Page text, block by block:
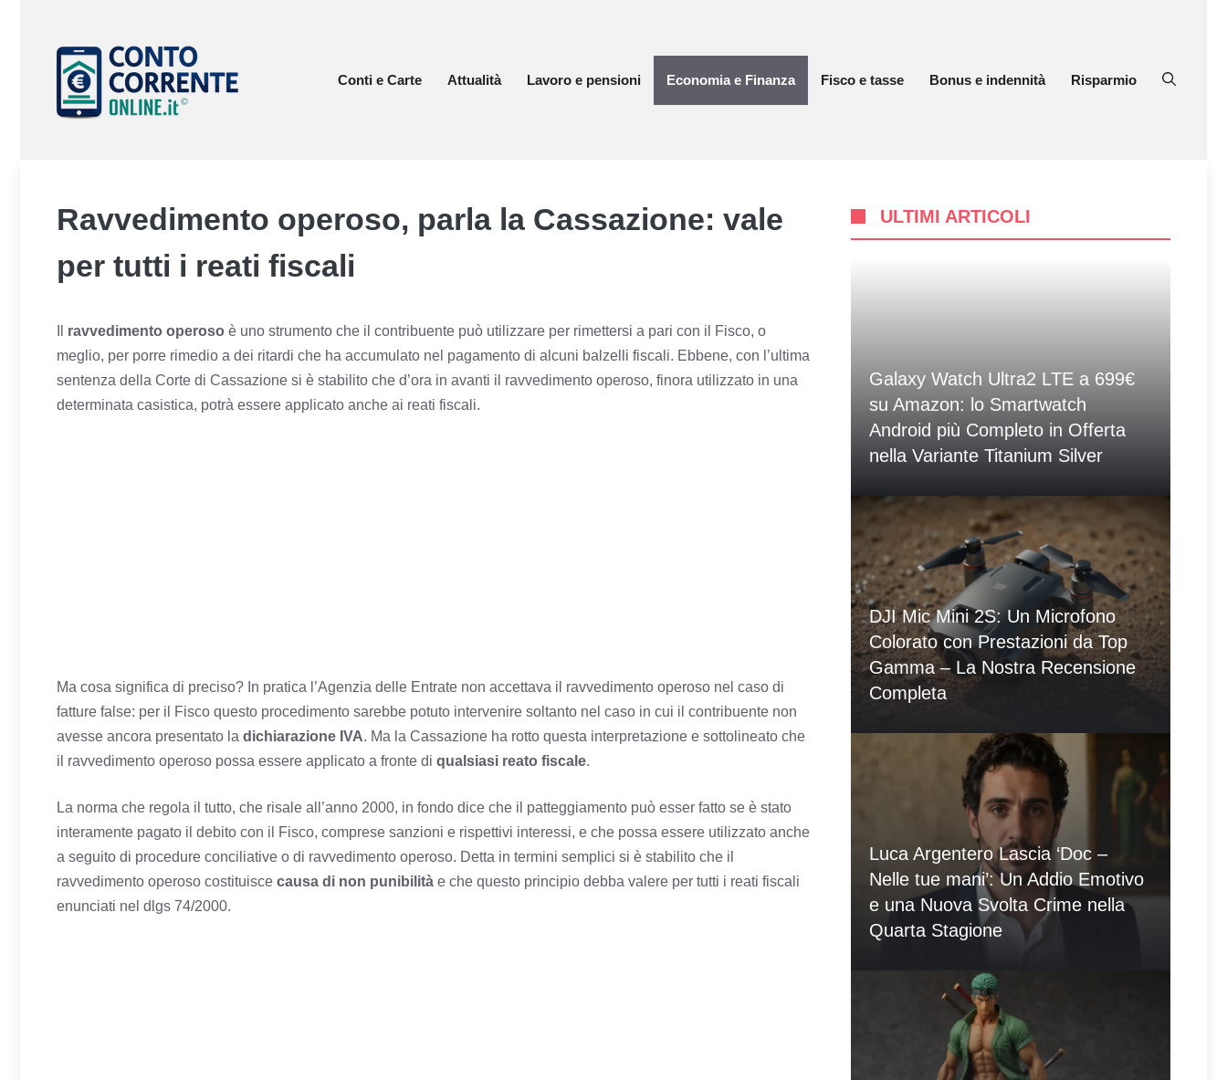
contenuto
Conti e Carte
Attualità Lavoro e pensioni Economia e Finanza Fisco e tasse Bonus e indennità Risparmio
Ravvedimento operoso, parla la Cassazione: vale
per tutti i reati fiscali
ravvedimento operoso è uno strumento che il contribuente può utilizzare per rimettersi a pari con il Fisco, o
meglio, per porre rimedio a dei ritardi che ha accumulato nel pagamento di alcuni balzelli fiscali. Ebbene, con l’ultima
sentenza della Corte di Cassazione si è stabilito che d’ora in avanti il ravvedimento operoso, finora utilizzato in una
determinata casistica, potrà essere applicato anche ai reati fiscali.
Ma cosa significa di preciso? In pratica l’Agenzia delle Entrate non accettava il ravvedimento operoso nel caso di
fatture false: per il Fisco questo procedimento sarebbe potuto intervenire soltanto nel caso in cui il contribuente non
avesse ancora presentato la dichiarazione IVA. Ma la Cassazione ha rotto questa interpretazione e sottolineato che
il ravvedimento operoso possa essere applicato a fronte di qualsiasi reato fiscale.
La norma che regola il tutto, che risale all’anno 2000, in fondo dice che il patteggiamento può esser fatto se è stato
interamente pagato il debito con il Fisco, comprese sanzioni e rispettivi interessi, e che possa essere utilizzato anche
a seguito di procedure conciliative o di ravvedimento operoso. Detta in termini semplici si è stabilito che il
ravvedimento operoso costituisce causa di non punibilità e che questo principio debba valere per tutti i reati fiscali
enunciati nel dlgs 74/2000.
ULTIMI ARTICOLI
Galaxy Watch Ultra2 LTE a 699€
su Amazon: lo Smartwatch
Android più Completo in Offerta
nella Variante Titanium Silver
DJI Mic Mini 2S: Un Microfono
Colorato con Prestazioni da Top
Gamma – La Nostra Recensione
Completa
Luca Argentero Lascia ‘Doc –
Nelle tue mani’: Un Addio Emotivo
e una Nuova Svolta Crime nella
Quarta Stagione